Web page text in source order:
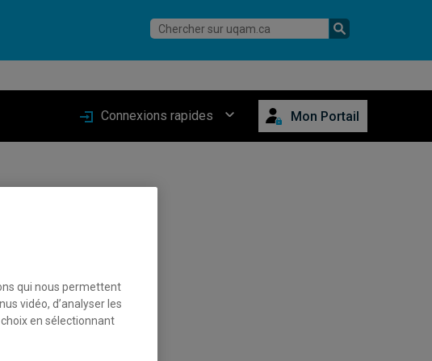
Connexions rapides Mon Portail
étudiante demeurent
qui nous permettent
vidéo, d’analyser les
en sélectionnant